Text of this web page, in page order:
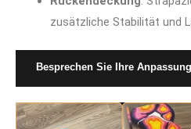
zusätzliche Stabilität und
Besprechen Sie Ihre